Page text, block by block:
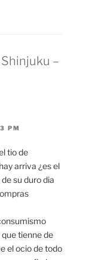
–
PM
tio de
arriva ¿es el
su duro dia
tienne de
el ocio de todo